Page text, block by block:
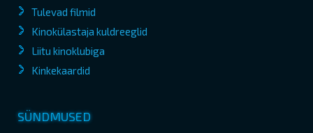
Tulevad filmid
Kinokülastaja kuldreeglid
Liitu kinoklubiga
Kinkekaardid
SÜNDMUSED